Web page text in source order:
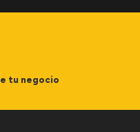
tu negocio